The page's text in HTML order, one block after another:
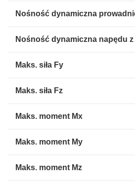
Nośność dynamiczna
Nośność dynamiczna napędu
Maks. siła Fy
Maks. siła Fz
Maks. moment Mx
Maks. moment My
Maks. moment Mz